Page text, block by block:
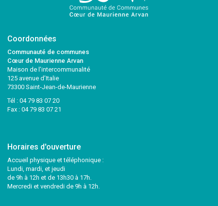
Coordonnées
Communauté de communes
Cœur de Maurienne Arvan
Maison de l’intercommunalité
125 avenue d’Italie
73300 Saint-Jean-de-Maurienne
Tél : 04 79 83 07 20
Fax : 04 79 83 07 21
Horaires d'ouverture
Accueil physique et téléphonique :
Lundi, mardi, et jeudi
de 9h à 12h et de 13h30 à 17h.
Mercredi et vendredi de 9h à 12h.